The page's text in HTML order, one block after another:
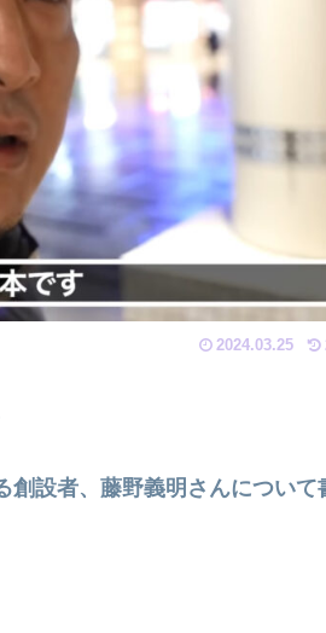
2024.03.25
設者、藤野義明さんについて